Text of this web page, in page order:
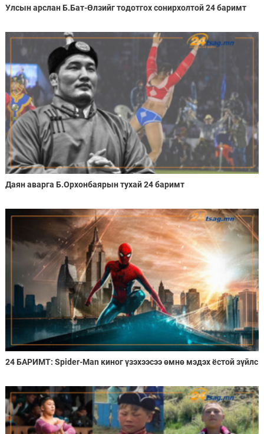
Улсын арслан Б.Бат-Өлзийг тодотгох сонирхолтой 24 баримт
Даян аварга Б.Орхонбаярын тухай 24 баримт
24 БАРИМТ: Spider-Man киног үзэхээсээ өмнө мэдэх ёстой зүйлс